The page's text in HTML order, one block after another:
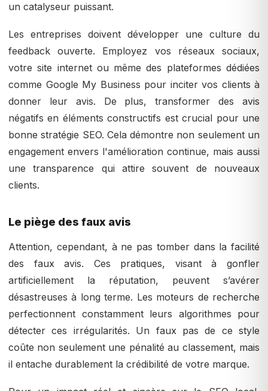
un catalyseur puissant.
Les entreprises doivent développer une culture du
feedback ouverte. Employez vos réseaux sociaux,
votre site internet ou même des plateformes dédiées
comme Google My Business pour inciter vos clients à
donner leur avis. De plus, transformer des avis
négatifs en éléments constructifs est crucial pour une
bonne stratégie SEO. Cela démontre non seulement un
engagement envers l'amélioration continue, mais aussi
une transparence qui attire souvent de nouveaux
clients.
Le piège des faux avis
Attention, cependant, à ne pas tomber dans la facilité
des faux avis. Ces pratiques, visant à gonfler
artificiellement la réputation, peuvent s’avérer
désastreuses à long terme. Les moteurs de recherche
perfectionnent constamment leurs algorithmes pour
détecter ces irrégularités. Un faux pas de ce style
coûte non seulement une pénalité au classement, mais
il entache durablement la crédibilité de votre marque.